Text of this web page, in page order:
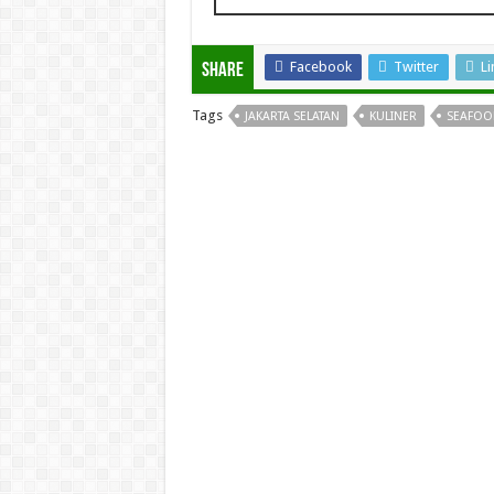
Share Facebook Twitter
Tags JAKARTA SELATAN KULINER